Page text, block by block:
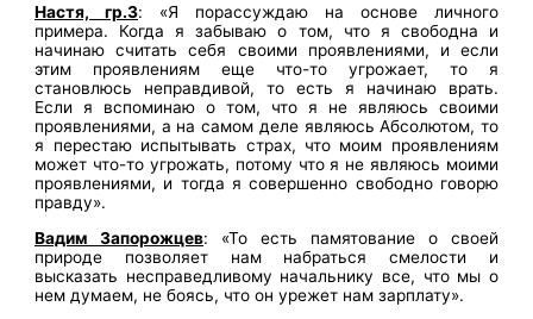
Настя, гр.3: «Я порассуждаю на основе личного
примера. Когда я забываю о том, что я свободна и
начинаю считать себя своими проявлениями, и если
этим проявлениям еще что-то угрожает, то я
становлюсь неправдивой, то есть я начинаю врать.
Если я вспоминаю о том, что я не являюсь своими
проявлениями, а на самом деле являюсь Абсолютом, то
я перестаю испытывать страх, что моим проявлениям
может что-то угрожать, потому что я не являюсь моими
проявлениями, и тогда я совершенно свободно говорю
правду».
Вадим Запорожцев: «То есть памятование о своей
природе позволяет нам набраться смелости и
высказать несправедливому начальнику все, что мы о
нем думаем, не боясь, что он урежет нам зарплату».